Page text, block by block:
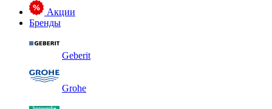
Акции
Бренды
Geberit
Grohe